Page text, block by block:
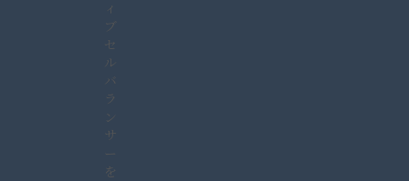
ィ
ブ
セ
ル
バ
ラ
ン
サ
ー
を